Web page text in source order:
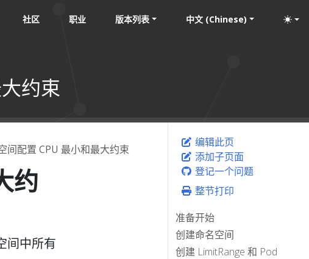
社区 职业 版本列表 中文 (Chinese)
约束
编辑此页
添加子页面
登记一个问题
整节打印
准备开始
创建命名空间
创建 LimitRange 和 Pod
间配置 CPU 最小和最大约束
约
间中所有